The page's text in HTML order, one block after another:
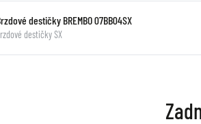
destičky BREMBO 07BB04SX
destičky SX